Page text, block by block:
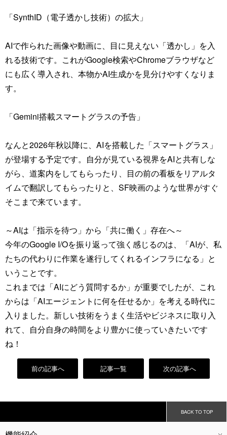
「SynthID（電子透かし技術）の拡大」
AIで作られた画像や動画に、目に見えない「透かし」を入
れる技術です。これがGoogle検索やChromeブラウザなど
にも広く導入され、本物かAI生成かを見分けやすくなりま
す。
「Gemini搭載スマートグラスの予告」
なんと2026年秋以降に、AIを搭載した「スマートグラス」
が登場する予定です。自分が見ている視界をAIと共有しな
がら、道案内をしてもらったり、目の前の看板をリアルタ
イムで翻訳してもらったりと、SF映画のような世界がすぐ
そこまで来ています。
～AIは「指示を待つ」から「共に働く」存在へ～
今年のGoogle I/Oを振り返って強く感じるのは、「AIが、私
たちの代わりに作業を遂行してくれるインフラになる」と
いうことです。
これまでは「AIにどう質問するか」が重要でしたが、これ
からは「AIエージェントに何を任せるか」を考える時代に
入りました。新しい技術をうまく生活やビジネスに取り入
れて、自分自身の時間をより豊かに使っていきたいです
ね！
前の記事へ 記事一覧 次の記事へ
BACK TO TOP